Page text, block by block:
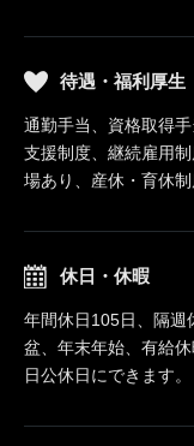
待遇・福利厚生
通勤手当、資格取得
支援制度、継続雇用
場あり、産休・育休
休日・休暇
年間休日105日、隔週
盆、年末年始、有給
日公休日にできます。